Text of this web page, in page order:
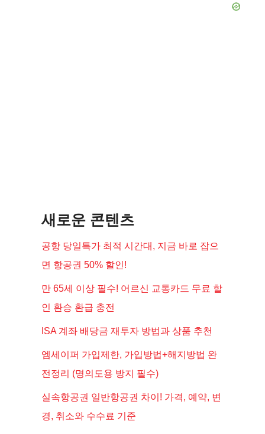
새로운 콘텐츠
공항 당일특가 최적 시간대, 지금 바로 잡으
면 항공권 50% 할인!
만 65세 이상 필수! 어르신 교통카드 무료 할
인 환승 환급 충전
ISA 계좌 배당금 재투자 방법과 상품 추천
엠세이퍼 가입제한, 가입방법+해지방법 완
전정리 (명의도용 방지 필수)
실속항공권 일반항공권 차이! 가격, 예약, 변
경, 취소와 수수료 기준